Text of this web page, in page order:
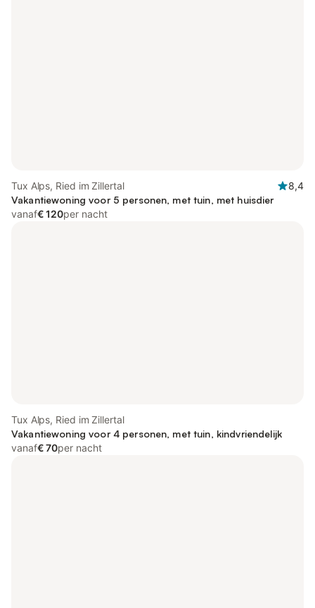
Tux Alps, Ried im Zillertal
8,4
Vakantiewoning voor 5 personen, met tuin, met huisdier
vanaf€ 120per nacht
Tux Alps, Ried im Zillertal
Vakantiewoning voor 4 personen, met tuin, kindvriendelijk
vanaf€ 70per nacht